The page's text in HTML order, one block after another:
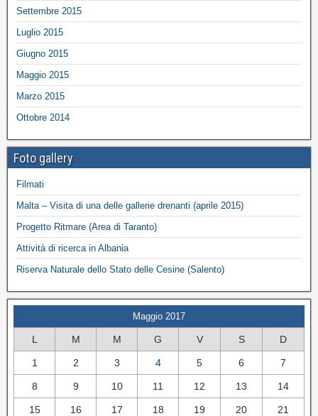
Settembre 2015
Luglio 2015
Giugno 2015
Maggio 2015
Marzo 2015
Ottobre 2014
Foto gallery
Filmati
Malta – Visita di una delle gallerie drenanti (aprile 2015)
Progetto Ritmare (Area di Taranto)
Attività di ricerca in Albania
Riserva Naturale dello Stato delle Cesine (Salento)
Maggio 2017
L M M G V S D
1 2 3 4 5 6 7
8 9 10 11 12 13 14
15 16 17 18 19 20 21